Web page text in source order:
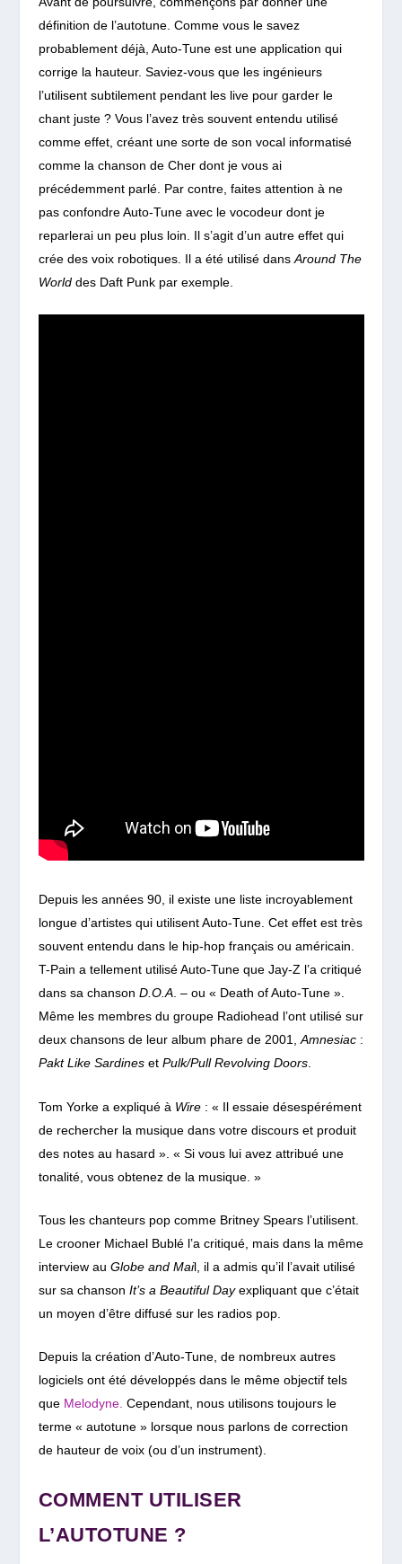
définition de l’autotune. Comme vous le savez
probablement déjà, Auto-Tune est une application qui
corrige la hauteur. Saviez-vous que les ingénieurs
l’utilisent subtilement pendant les live pour garder le
chant juste ? Vous l’avez très souvent entendu utilisé
comme effet, créant une sorte de son vocal informatisé
comme la chanson de Cher dont je vous ai
précédemment parlé. Par contre, faites attention à ne
pas confondre Auto-Tune avec le vocodeur dont je
reparlerai un peu plus loin. Il s’agit d’un autre effet qui
crée des voix robotiques. Il a été utilisé dansAround The
Worlddes Daft Punk par exemple.
Depuis les années 90, il existe une liste incroyablement
longue d’artistes qui utilisent Auto-Tune. Cet effet est très
souvent entendu dans le hip-hop français ou américain.
T-Pain a tellement utilisé Auto-Tune que Jay-Z l’a critiqué
dans sa chanson D.O.A. – ou « Death of Auto-Tune ».
Même les membres du groupe Radiohead l’ont utilisé sur
deux chansons de leur album phare de 2001, Amnesiac :
Pakt Like Sardines et Pulk/Pull Revolving Doors.
Tom Yorke a expliqué à Wire: « Il essaie désespérément
de rechercher la musique dans votre discours et produit
des notes au hasard ». « Si vous lui avez attribué une
tonalité, vous obtenez de la musique. »
Tous les chanteurs pop comme Britney Spears l’utilisent.
Le crooner Michael Bublé l’a critiqué, mais dans la même
interview au Globe and Mail, il a admis qu’il l’avait utilisé
sur sa chanson It’s a Beautiful Dayexpliquant que c’était
un moyen d’être diffusé sur les radios pop.
Depuis la création d’Auto-Tune, de nombreux autres
logiciels ont été développés dans le même objectif tels
que Melodyne. Cependant, nous utilisons toujours le
terme « autotune » lorsque nous parlons de correction
de hauteur de voix (ou d’un instrument).
COMMENT UTILISER
L’AUTOTUNE ?